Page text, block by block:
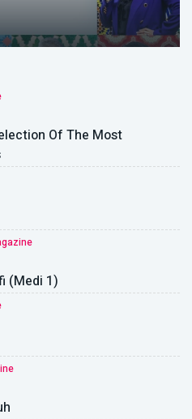
Of The Most
(Medi 1)